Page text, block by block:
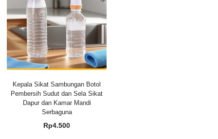
Kepala Sikat Sambungan Botol
Pembersih Sudut dan Sela Sikat
Dapur dan Kamar Mandi
Serbaguna
Rp4.500